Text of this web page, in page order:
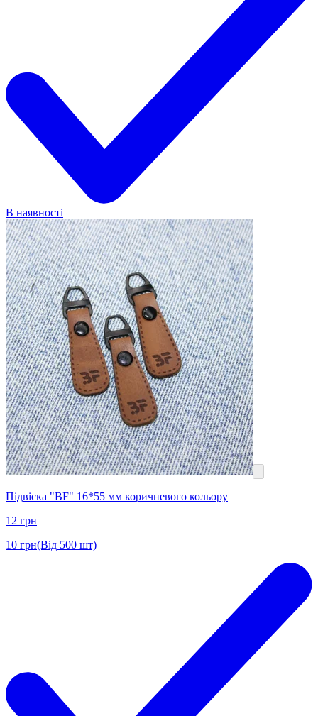
В наявності
Підвіска "BF" 16*55 мм коричневого кольору
12 грн
10 грн(Від 500 шт)